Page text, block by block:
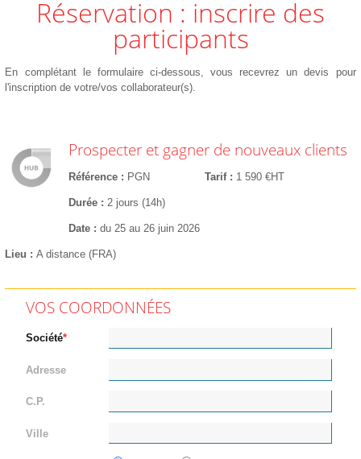
Réservation : inscrire des
participants
En complétant le formulaire ci-dessous, vous recevrez un devis pour
l'inscription de votre/vos collaborateur(s).
Prospecter et gagner de nouveaux clients
Référence PGN Tarif 1 590 €HT
Durée 2 jours (14h)
Date du 25 au 26 juin 2026
Lieu A distance (FRA)
VOS COORDONNÉES
Société
Adresse
C.P.
Ville